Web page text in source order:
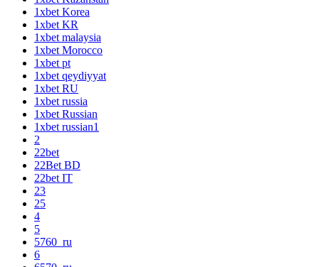
1xbet Korea
1xbet KR
1xbet malaysia
1xbet Morocco
1xbet pt
1xbet qeydiyyat
1xbet RU
1xbet russia
1xbet Russian
1xbet russian1
2
22bet
22Bet BD
22bet IT
23
25
4
5
5760_ru
6